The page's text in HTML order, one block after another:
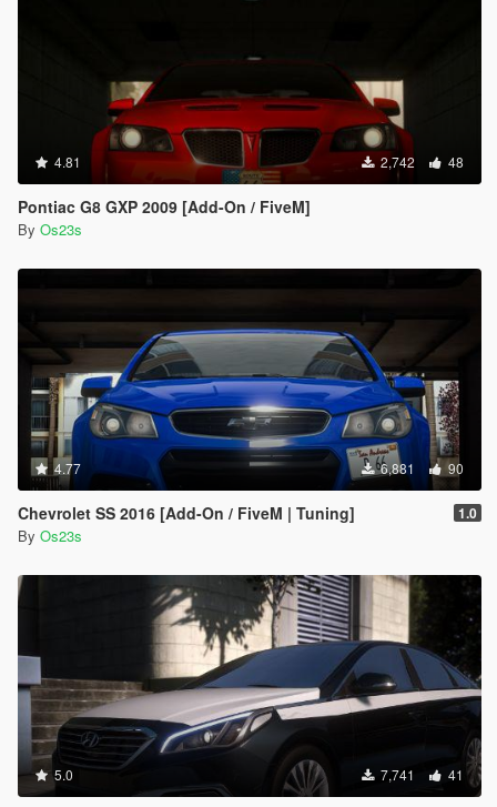
4.81 2,742 48
Pontiac G8 GXP 2009 [Add-On / FiveM]
By Os23s
4.77 6,881 90
Chevrolet SS 2016 [Add-On / FiveM | Tuning] 1.0
By Os23s
5.0 7,741 41